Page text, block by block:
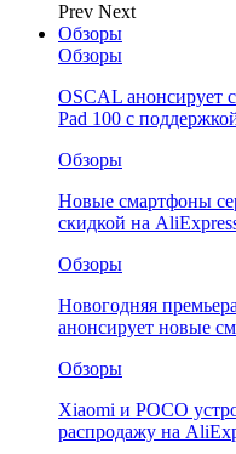
Prev Next
Обзоры
Обзоры
OSCAL анонсирует
Pad 100 с
Обзоры
Новые смартфоны
скидкой на
Обзоры
Новогодняя
анонсирует новые
Обзоры
Xiaomi и POCO
распродажу на